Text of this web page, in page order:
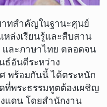
าทสำคัญในฐานะศูนย์
หล่งเรียนรู้และสืบสาน
ละภาษาไทย ตลอดจน
ธ์อันดีระหว่าง
พร้อมกันนี้ ได้ตระหนัก
พระธรรมทูตต้องเผชิญ
แดน โดยสำนักงาน